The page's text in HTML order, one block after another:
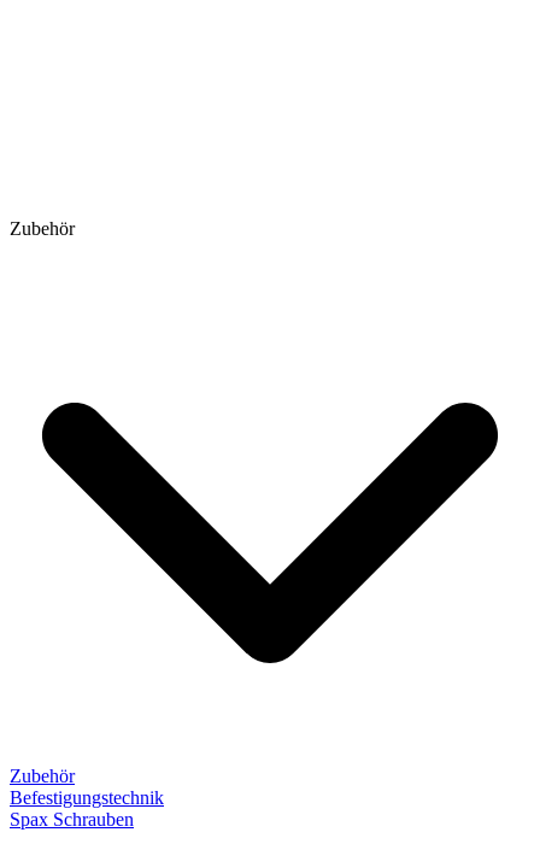
Zubehör
Zubehör
Befestigungstechnik
Spax Schrauben